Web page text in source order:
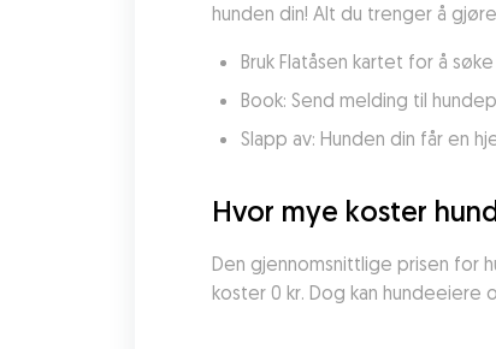
hunden din! Alt du trenger å
Bruk Flatåsen kartet for å
Book: Send melding til
Slapp av: Hunden din får en
Hvor mye koster
Den gjennomsnittlige prisen for
koster 0 kr. Dog kan hundeeiere